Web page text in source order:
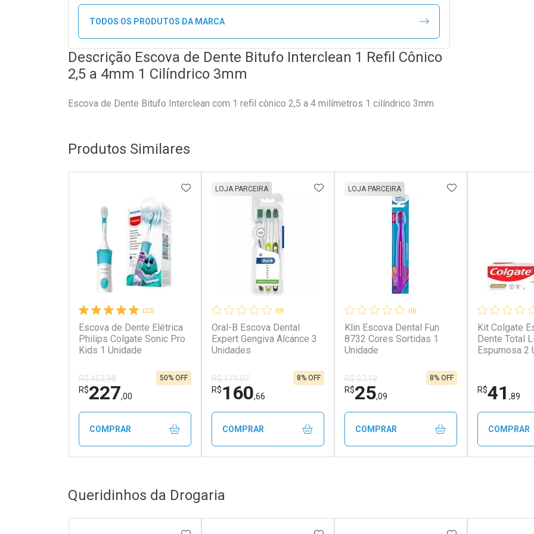
TODOS OS PRODUTOS DA MARCA
Descrição Escova de Dente Bitufo Interclean 1 Refil Cônico
2,5 a 4mm 1 Cilíndrico 3mm
Escova de Dente Bitufo Interclean com 1 refil cônico 2,5 a 4 milímetros 1 cilíndrico 3mm
Produtos Similares
(22)
Escova de Dente Elétrica
Philips Colgate Sonic Pro
Kids 1 Unidade
R$ 453,98
R$227,00
50% OFF
ADICIONAR AOS FAVORITOS
COMPRAR
Laboratório
Por Menos
(0)
Oral-B Escova Dental
Expert Gengiva Alcance 3
Unidades
LOJA PARCEIRA
R$ 174,07
R$160,66
8% OFF
ADICIONAR AOS FAVORITOS
COMPRAR
Laboratório
Por Menos
(0)
Klin Escova Dental Fun
8732 Cores Sortidas 1
Unidade
LOJA PARCEIRA
R$ 27,19
R$25,09
8% OFF
ADICIONAR AOS
COMPRAR
Kit Colgate
Dente Total
Espumosa 2
R$41 ,89
COMPRAR
Queridinhos da Drogaria